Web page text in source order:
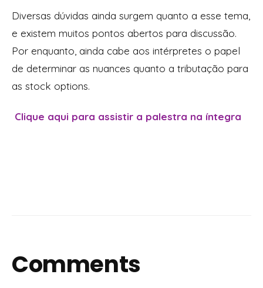
Diversas dúvidas ainda surgem quanto a esse tema,
e existem muitos pontos abertos para discussão.
Por enquanto, ainda cabe aos intérpretes o papel
de determinar as nuances quanto a tributação para
as stock options.
Clique aqui para assistir a palestra na íntegra
Comments